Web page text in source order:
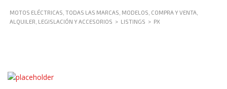
MOTOS ELÉCTRICAS, TODAS LAS MARCAS, MODELOS, COMPRA Y VENTA,
ALQUILER, LEGISLACIÓN Y ACCESORIOS > LISTINGS > PX